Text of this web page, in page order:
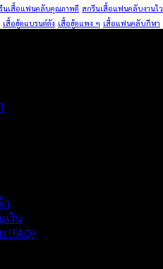
นเสื้อแฟนคลับคุณภาพดี สกรีนเสื้อแฟนคลับงานไว
เสื้อฮู้ดแบรนด์ดัง เสื้อฮู้ดแพง ๆ เสื้อแฟนคลับกีฬา
า
งิน
(FAQ)